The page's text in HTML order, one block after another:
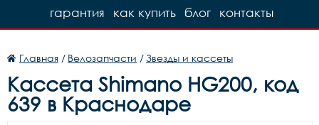
контакты
блог
как купить
гарантия
Главная / Велозапчасти / Звезды и кассеты
Кассета Shimano HG200, код
639 в Краснодаре